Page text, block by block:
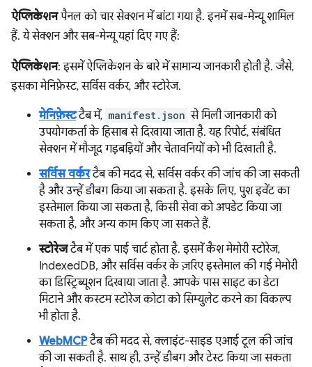
ऐप्लिकेशनपैनल को चार सेक्शन में बांटा गया है. इनमें सब-मेन्यू शामिल
हैं. ये सेक्शन और सब-मेन्यू यहां दिए गए हैं:
ऐप्लिकेशन: इसमें ऐप्लिकेशन के बारे में सामान्य जानकारी होती है. जैसे,
इसका मेनिफ़ेस्ट, सर्विस वर्कर, और स्टोरेज.
मेनिफ़ेस्टटैब में, manifest.json से मिली जानकारी को
उपयोगकर्ता के हिसाब से दिखाया जाता है. यह रिपोर्ट, संबंधित
सेक्शन में मौजूद गड़बड़ियों और चेतावनियों को भी दिखाती है.
सर्विस वर्करटैब की मदद से, सर्विस वर्कर की जांच की जा सकती
है और उन्हें डीबग किया जा सकता है. इसके लिए, पुश इवेंट का
इस्तेमाल किया जा सकता है, किसी सेवा को अपडेट किया जा
सकता है, और अन्य काम किए जा सकते हैं.
स्टोरेजटैब में एक पाई चार्ट होता है. इसमें कैश मेमोरी स्टोरेज,
IndexedDB, और सर्विस वर्कर के ज़रिए इस्तेमाल की गई मेमोरी
का डिस्ट्रिब्यूशन दिखाया जाता है. आपके पास साइट का डेटा
मिटाने और कस्टम स्टोरेज कोटा को सिम्युलेट करने का विकल्प
भी होता है.
WebMCPटैब की मदद से, क्लाइंट-साइड एआई टूल की जांच
की जा सकती है. साथ ही, उन्हें डीबग और टेस्ट किया जा सकता